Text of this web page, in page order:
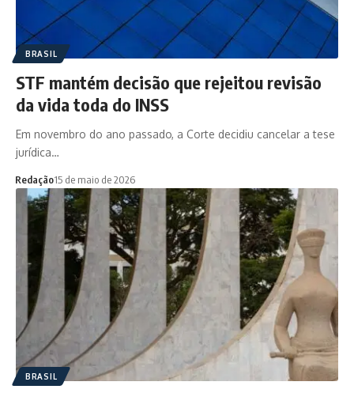
BRASIL
STF mantém decisão que rejeitou revisão
da vida toda do INSS
Em novembro do ano passado, a Corte decidiu cancelar a tese
jurídica…
Redação15 de maio de 2026
BRASIL